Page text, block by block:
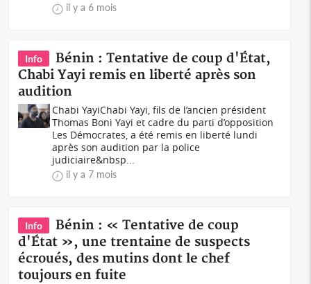
il y a 6 mois
Info
Bénin : Tentative de coup d'État,
Chabi Yayi remis en liberté après son
audition
Chabi YayiChabi Yayi, fils de l’ancien président
Thomas Boni Yayi et cadre du parti d’opposition
Les Démocrates, a été remis en liberté lundi
après son audition par la police
judiciaire&nbsp...
il y a 7 mois
Info
Bénin : « Tentative de coup
d'État », une trentaine de suspects
écroués, des mutins dont le chef
toujours en fuite